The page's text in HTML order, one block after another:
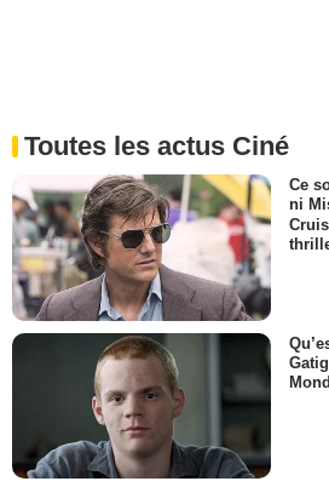
Toutes les actus Ciné
Ce
ni